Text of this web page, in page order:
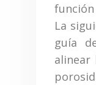
La
guía
alinear